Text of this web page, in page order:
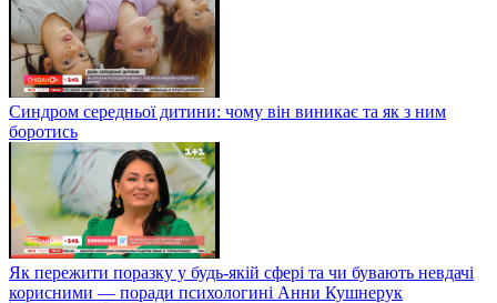
Синдром середньої дитини: чому він виникає та як з ним
боротись
Як пережити поразку у будь-якій сфері та чи бувають невдачі
корисними — поради психологині Анни Кушнерук